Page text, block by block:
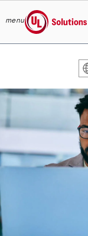
menu
UL Solutions